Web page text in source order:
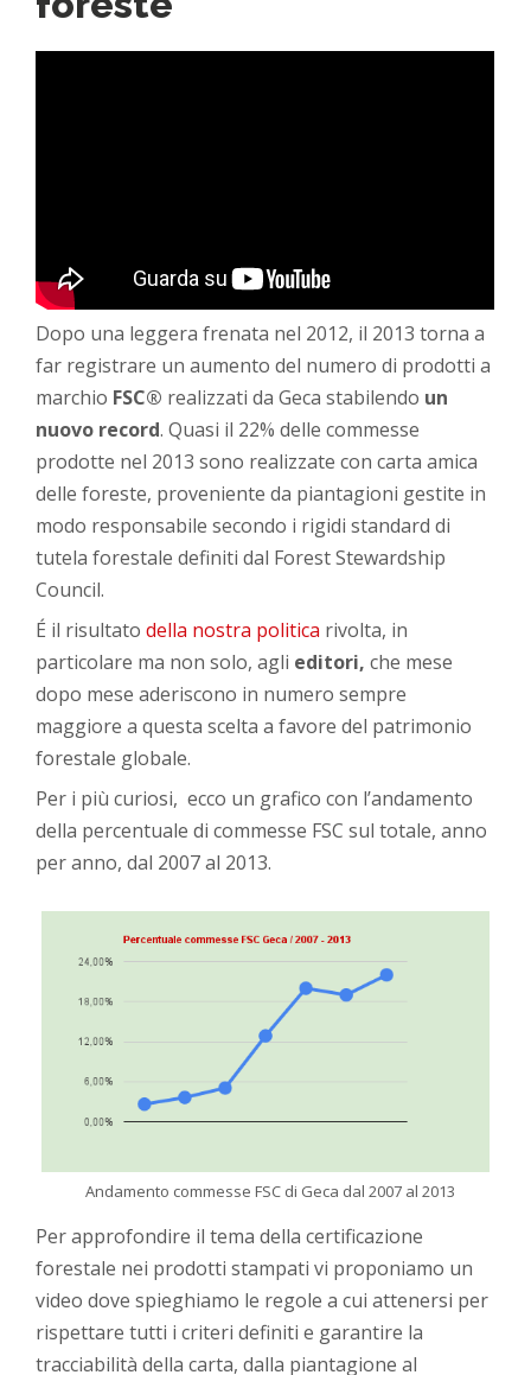
Dopo una leggera frenata nel 2012, il 2013 torna a
far registrare un aumento del numero di prodotti a
marchio FSC® realizzati da Geca stabilendo un
nuovo record. Quasi il 22% delle commesse
prodotte nel 2013 sono realizzate con carta amica
delle foreste, proveniente da piantagioni gestite in
modo responsabile secondo i rigidi standard di
tutela forestale definiti dal Forest Stewardship
Council.
É il risultatodella nostra politica rivolta, in
particolare ma non solo, agli editori,che mese
dopo mese aderiscono in numero sempre
maggiore a questa scelta a favore del patrimonio
forestale globale.
Per i più curiosi, ecco un grafico con l’andamento
della percentuale di commesse FSC sul totale, anno
per anno, dal 2007 al 2013.
Andamento commesse FSC di Geca dal 2007 al 2013
Per approfondire il tema della certificazione
forestale nei prodotti stampati vi proponiamo un
video dove spieghiamo le regole a cui attenersi per
rispettare tutti i criteri definiti e garantire la
tracciabilità della carta, dalla piantagione al